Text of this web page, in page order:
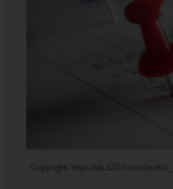
Copyright: